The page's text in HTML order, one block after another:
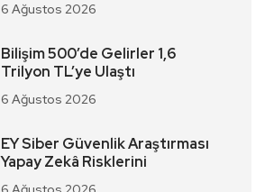
6 Ağustos 2026
Bilişim 500’de Gelirler 1,6
Trilyon TL’ye Ulaştı
6 Ağustos 2026
EY Siber Güvenlik Araştırması
Yapay Zekâ Risklerini